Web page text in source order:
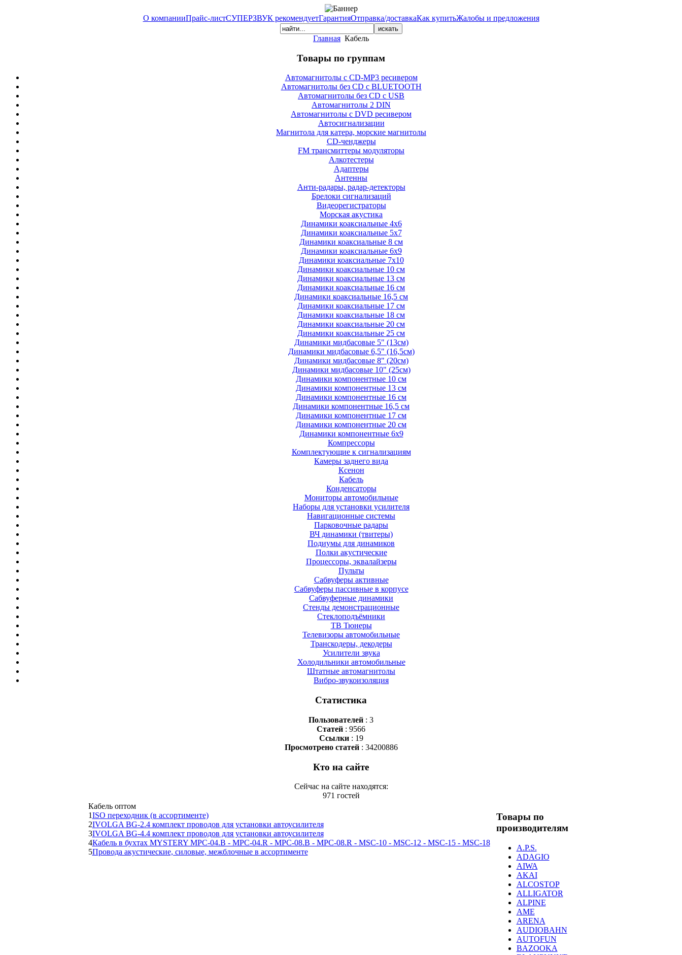
О компанииПрайс-листСУПЕРЗВУК рекомендуетГарантияОтправка/доставкаКак купитьЖалобы и предложения
Главная Кабель
Товары по группам
Автомагнитолы с CD-MP3 ресивером
Автомагнитолы без CD с BLUETOOTH
Автомагнитолы без CD с USB
Автомагнитолы 2 DIN
Автомагнитолы с DVD ресивером
Автосигнализации
Магнитола для катера, морские магнитолы
CD-ченджеры
FM трансмиттеры модуляторы
Алкотестеры
Адаптеры
Антенны
Анти-радары, радар-детекторы
Брелоки сигнализаций
Видеорегистраторы
Морская акустика
Динамики коаксиальные 4х6
Динамики коаксиальные 5х7
Динамики коаксиальные 8 см
Динамики коаксиальные 6х9
Динамики коаксиальные 7х10
Динамики коаксиальные 10 см
Динамики коаксиальные 13 см
Динамики коаксиальные 16 см
Динамики коаксиальные 16,5 см
Динамики коаксиальные 17 см
Динамики коаксиальные 18 см
Динамики коаксиальные 20 см
Динамики коаксиальные 25 см
Динамики мидбасовые 5" (13см)
Динамики мидбасовые 6,5" (16,5см)
Динамики мидбасовые 8" (20см)
Динамики мидбасовые 10" (25см)
Динамики компонентные 10 см
Динамики компонентные 13 см
Динамики компонентные 16 см
Динамики компонентные 16,5 см
Динамики компонентные 17 см
Динамики компонентные 20 см
Динамики компонентные 6х9
Компрессоры
Комплектующие к сигнализациям
Камеры заднего вида
Ксенон
Кабель
Конденсаторы
Мониторы автомобильные
Наборы для установки усилителя
Навигационные системы
Парковочные радары
ВЧ динамики (твитеры)
Подиумы для динамиков
Полки акустические
Процессоры, эквалайзеры
Пульты
Сабвуферы активные
Сабвуферы пассивные в корпусе
Сабвуферные динамики
Стенды демонстрационные
Стеклоподъёмники
ТВ Тюнеры
Телевизоры автомобильные
Транскодеры, декодеры
Усилители звука
Холодильники автомобильные
Штатные автомагнитолы
Вибро-звукоизоляция
Статистика
Пользователей : 3
Статей : 9566
Ссылки: 19
Просмотрено статей: 34200886
Кто на сайте
Сейчас на сайте находятся:
971 гостей
Кабель оптом
1ISO переходник (в ассортименте)
2IVOLGA BG-2.4 комплект проводов для установки автоусилителя
3IVOLGA BG-4.4 комплект проводов для установки автоусилителя
4Кабель в бухтах MYSTERY MPC-04.B - MPC-04.R - MPC-08.B - MPC-08.R - MSC-10 - MSC-12 - MSC-15 - MSC-18
5Провода акустические, силовые, межблочные в ассортименте
Товары по
производителям
A.P.S.
ADAGIO
AIWA
AKAI
ALCOSTOP
ALLIGATOR
ALPINE
AME
ARENA
AUDIOBAHN
AUTOFUN
BAZOOKA